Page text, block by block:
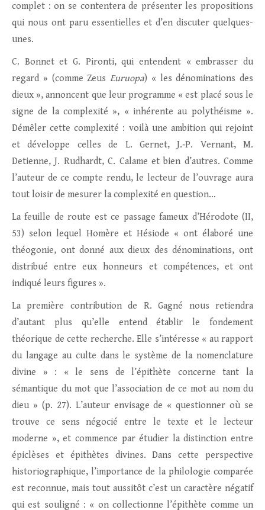
complet : on se contentera de présenter les propositions
qui nous ont paru essentielles et d’en discuter quelques-
unes.
C. Bonnet et G. Pironti, qui entendent « embrasser du
regard » (comme Zeus Euruopa) « les dénominations des
dieux », annoncent que leur programme « est placé sous le
signe de la complexité », « inhérente au polythéisme ».
Démêler cette complexité : voilà une ambition qui rejoint
et développe celles de L. Gernet, J.‑P. Vernant, M.
Detienne, J. Rudhardt, C. Calame et bien d’autres. Comme
l’auteur de ce compte rendu, le lecteur de l’ouvrage aura
tout loisir de mesurer la complexité en question…
La feuille de route est ce passage fameux d’Hérodote (II,
53) selon lequel Homère et Hésiode « ont élaboré une
théogonie, ont donné aux dieux des dénominations, ont
distribué entre eux honneurs et compétences, et ont
indiqué leurs figures ».
La première contribution de R. Gagné nous retiendra
d’autant plus qu’elle entend établir le fondement
théorique de cette recherche. Elle s’intéresse « au rapport
du langage au culte dans le système de la nomenclature
divine » : « le sens de l’épithète concerne tant la
sémantique du mot que l’association de ce mot au nom du
dieu » (p. 27). L’auteur envisage de « questionner où se
trouve ce sens négocié entre le texte et le lecteur
moderne », et commence par étudier la distinction entre
épiclèses et épithètes divines. Dans cette perspective
historiographique, l’importance de la philologie comparée
est reconnue, mais tout aussitôt c’est un caractère négatif
qui est souligné : « on collectionne l’épithète comme un